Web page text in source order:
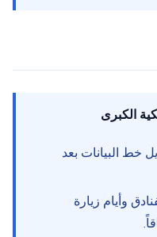
الكبرى
خط البيانات بعد
وأيام زيارة